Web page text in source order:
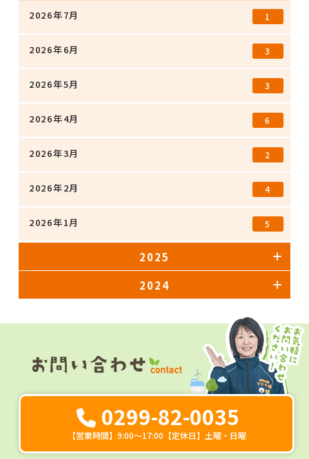
2026年7月 1
2026年6月 3
2026年5月 3
2026年4月 6
2026年3月 2
2026年2月 4
2026年1月 5
2025
2024
0299-82-0035
【営業時間】9:00～17:00【定休日】土曜・日曜